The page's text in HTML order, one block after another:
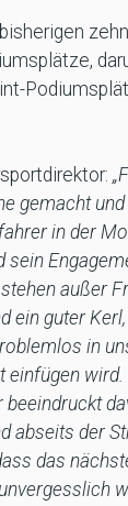
gemacht
in der
sein
außer
ein guter
in
einfügen wird.
beeindruckt
abseits der
das